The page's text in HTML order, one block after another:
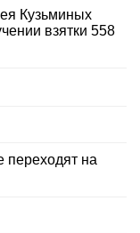
Кузьминых
взятки 558
на